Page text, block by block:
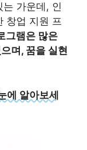
가운데, 인
창업 지원 프
그램은 많은
며, 꿈을 실현
에 알아보세